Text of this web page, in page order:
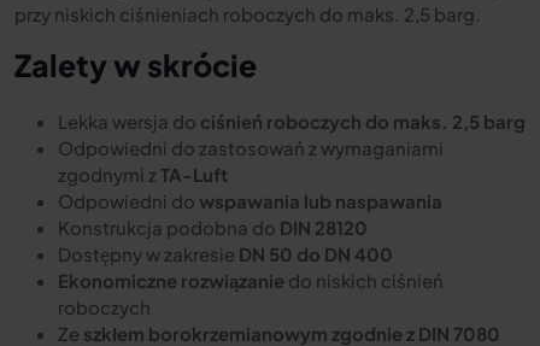
przy niskich ciśnieniach roboczych do maks. 2,5 barg.
Zalety w skrócie
Lekka wersja do ciśnień roboczych do maks. 2,5 barg
Odpowiedni do zastosowań z wymaganiami
zgodnymi z TA-Luft
Odpowiedni do wspawania lub naspawania
Konstrukcja podobna do DIN 28120
Dostępny w zakresie DN 50 do DN 400
Ekonomiczne rozwiązanie do niskich ciśnień
roboczych
Ze szkłem borokrzemianowym zgodnie z DIN 7080